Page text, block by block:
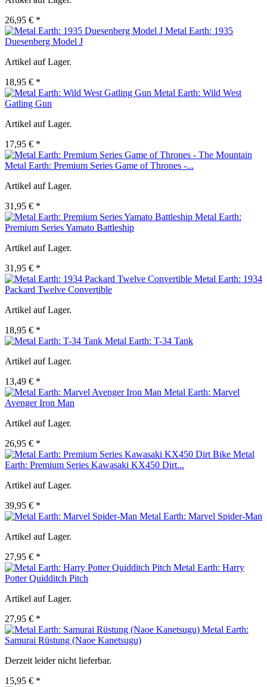
26,95 € *
Metal Earth: 1935
Duesenberg Model J
Artikel auf Lager.
18,95 € *
Metal Earth: Wild West
Gatling Gun
Artikel auf Lager.
17,95 € *
Metal Earth: Premium Series Game of Thrones -...
Artikel auf Lager.
31,95 € *
Metal Earth:
Premium Series Yamato Battleship
Artikel auf Lager.
31,95 € *
Metal Earth: 1934
Packard Twelve Convertible
Artikel auf Lager.
18,95 € *
Metal Earth: T-34 Tank
Artikel auf Lager.
13,49 € *
Metal Earth: Marvel
Avenger Iron Man
Artikel auf Lager.
26,95 € *
Metal
Earth: Premium Series Kawasaki KX450 Dirt...
Artikel auf Lager.
39,95 € *
Metal Earth: Marvel Spider-Man
Artikel auf Lager.
27,95 € *
Metal Earth: Harry
Potter Quidditch Pitch
Artikel auf Lager.
27,95 € *
Metal Earth:
Samurai Rüstung (Naoe Kanetsugu)
Derzeit leider nicht lieferbar.
15,95 € *